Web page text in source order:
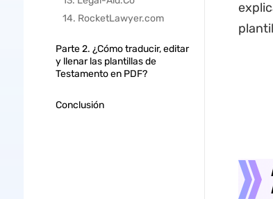
14. RocketLawyer.com
Parte 2. ¿Cómo traducir, editar
y llenar las plantillas de
Testamento en PDF?
Conclusión